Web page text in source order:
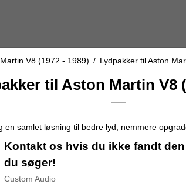
V8 (1972 - 1989) / Lydpakker til Aston
til Aston Martin V8
samlet løsning til bedre lyd, nemmere
Kontakt os hvis du ikke fandt
du søger!
Custom Audio